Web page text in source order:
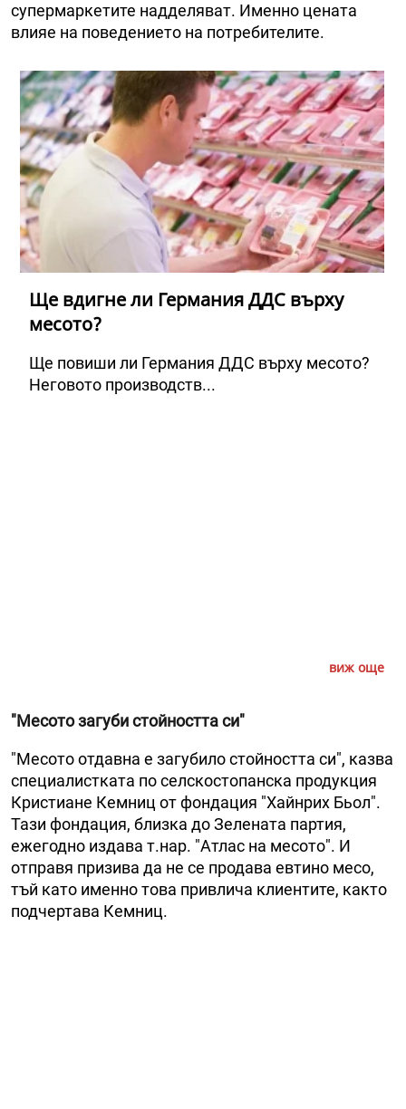
супермаркетите надделяват. Именно цената
влияе на поведението на потребителите.
Ще вдигне ли Германия ДДС върху
месото?
Ще повиши ли Германия ДДС върху месото?
Неговото производств...
виж още
"Месото загуби стойността си"
"Месото отдавна е загубило стойността си", казва
специалистката по селскостопанска продукция
Кристиане Кемниц от фондация "Хайнрих Бьол".
Тази фондация, близка до Зелената партия,
ежегодно издава т.нар. "Атлас на месото". И
отправя призива да не се продава евтино месо,
тъй като именно това привлича клиентите, както
подчертава Кемниц.